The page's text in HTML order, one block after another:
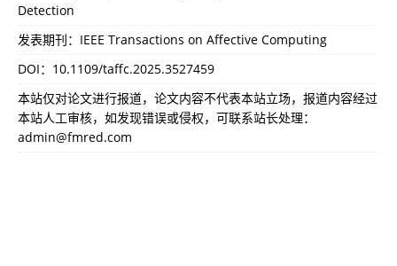
Detection
发表期刊：IEEE Transactions on Affective Computing
DOI： 10.1109/taffc.2025.3527459
本站仅对论文进行报道，论文内容不代表本站立场，报道内容经过
本站人工审核，如发现错误或侵权，可联系站长处理：
admin@fmred.com